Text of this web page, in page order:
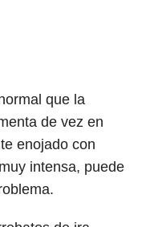
que la
de vez en
enojado con
intensa, puede